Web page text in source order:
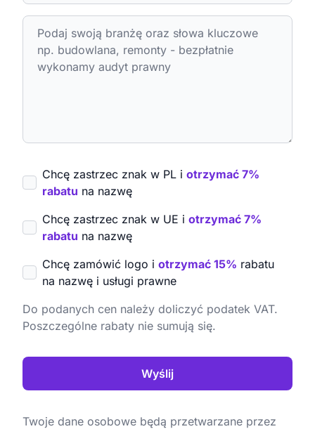
Chcę zastrzec znak w PL i otrzymać 7%
rabatu na nazwę
Chcę zastrzec znak w UE i otrzymać 7%
rabatu na nazwę
Chcę zamówić logo i otrzymać 15% rabatu
na nazwę i usługi prawne
Do podanych cen należy doliczyć podatek VAT.
Poszczególne rabaty nie sumują się.
Wyślij
Twoje dane osobowe będą przetwarzane przez